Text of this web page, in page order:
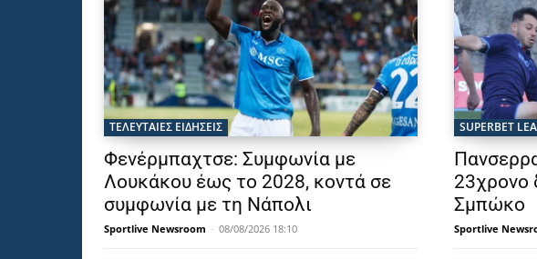
ΤΕΛΕΥΤΑΙΕΣ ΕΙΔΗΣΕΙΣ
Φενέρμπαχτσε: Συμφωνία με
Λουκάκου έως το 2028, κοντά σε
συμφωνία με τη Νάπολι
Sportlive Newsroom - 08/08/2026 18:10
SUPERBET
23χρονο
Σμπώκο
Sportlive